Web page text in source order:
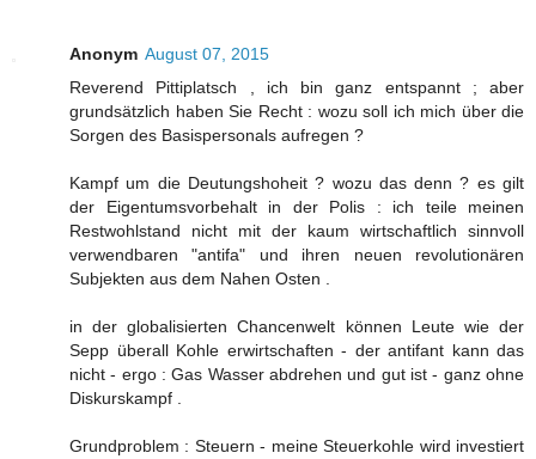
Anonym August 07, 2015
Reverend Pittiplatsch , ich bin ganz entspannt ; aber
grundsätzlich haben Sie Recht : wozu soll ich mich über die
Sorgen des Basispersonals aufregen ?
Kampf um die Deutungshoheit ? wozu das denn ? es gilt
der Eigentumsvorbehalt in der Polis : ich teile meinen
Restwohlstand nicht mit der kaum wirtschaftlich sinnvoll
verwendbaren "antifa" und ihren neuen revolutionären
Subjekten aus dem Nahen Osten .
in der globalisierten Chancenwelt können Leute wie der
Sepp überall Kohle erwirtschaften - der antifant kann das
nicht - ergo : Gas Wasser abdrehen und gut ist - ganz ohne
Diskurskampf .
Grundproblem : Steuern - meine Steuerkohle wird investiert